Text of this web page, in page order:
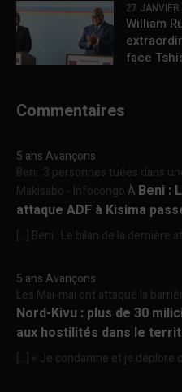
27
William
face
Commentaires
5 ans Avançons
Beni :3 personnes tuées dans
Makisabo - InfocongoÀ Beni :
attaque ADF à Kisima
[…] Beni : Le bilan de la dernière
5 ans Avançons
Les Mai-mai ont attaqué la
Nord-Kivu : plus de 30
aux hostilités dans le
[…] « Je condamne et je déplore